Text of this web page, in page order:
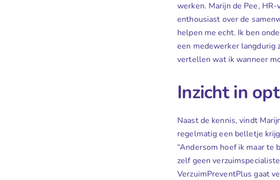
werken. Marijn de Pee,
enthousiast over de
helpen me echt. Ik ben
een medewerker langdurig
vertellen wat ik wanneer
Inzicht in
Naast de kennis, vindt
regelmatig een belletje
“Andersom hoef ik maar te
zelf geen
VerzuimPreventPlus gaat